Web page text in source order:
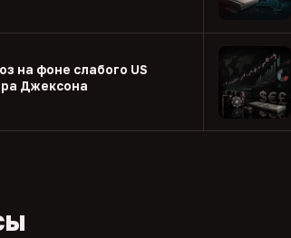
на фоне слабого US
Джексона